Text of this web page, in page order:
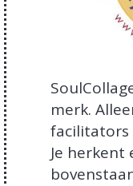
merk.
facilitators
Je